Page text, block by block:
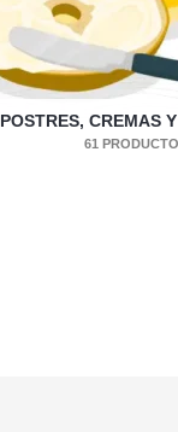
POSTRES, CREMAS
61